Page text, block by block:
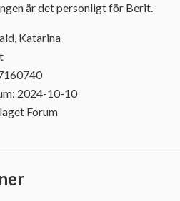
är det personligt för Berit.
Katarina
2024-10-10
Forum